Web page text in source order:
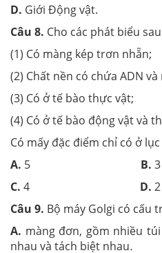
D. Giới Động vật.
Câu 8. Cho các phát biểu
(1) Có màng kép trơn nhẵn;
(2) Chất nền có chứa ADN
(3) Có ở tế bào thực vật;
(4) Có ở tế bào động vật và
Có mấy đặc điểm chỉ có ở lục
A. 5 B. 3
C. 4 D. 2
Câu 9. Bộ máy Golgi có cấu
A. màng đơn, gồm nhiều
nhau và tách biệt nhau.